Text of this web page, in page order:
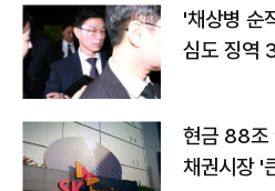
'채상병 순
심도 징역
현금 88조
채권시장 '